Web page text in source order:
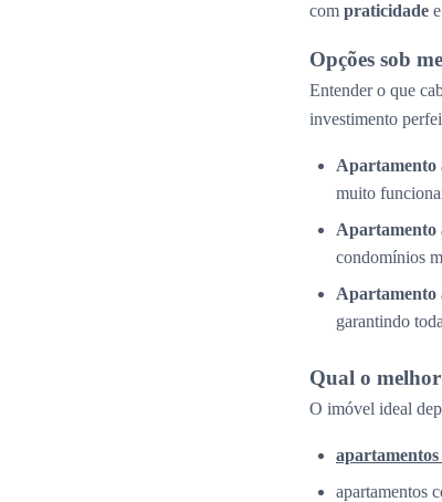
com praticidade e
Opções sob
Entender o que
investimento
Apartamento
muito
Apartamento
condomínios
Apartamento
garantindo
Qual o
O imóvel ideal
apartamentos